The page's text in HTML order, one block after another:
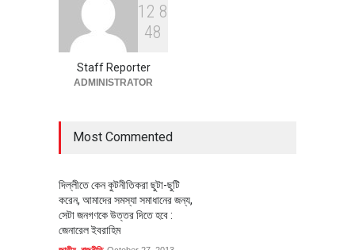
বৈশ্বিক প্রতিযোগিতা সক্ষমতা বাড়াতে
পোশাক শিল্পে নতুন উদ্যোগ
1 2 8
48
Staff Reporter
ADMINISTRATOR
Most Commented
দিল্লীতে কেন কুটনীতিকরা ছুটা-ছুটি
করেন, আমাদের সমস্যা সমাধানের জন্য,
সেটা জনগণকে উত্তর দিতে হবে :
জেনারেল ইবরাহিম